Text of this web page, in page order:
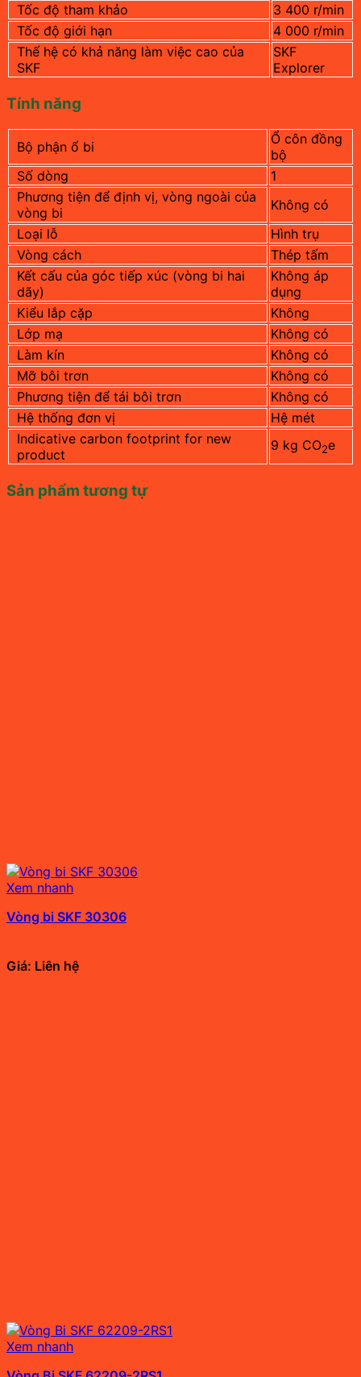
Tốc độ tham khảo
3 400 r/min
Tốc độ giới hạn
4 000 r/min
Thế hệ có khả năng làm việc cao của
SKF
SKF
Explorer
Tính năng
Bộ phận ổ bi
Ổ côn đồng
bộ
Số dòng
1
Phương tiện để định vị, vòng ngoài của
vòng bi
Không có
Loại lỗ
Hình trụ
Vòng cách
Thép tấm
Kết cấu của góc tiếp xúc (vòng bi hai
dãy)
Không áp
dụng
Kiểu lắp cặp
Không
Lớp mạ
Không có
Làm kín
Không có
Mỡ bôi trơn
Không có
Phương tiện để tái bôi trơn
Không có
Hệ thống đơn vị
Hệ mét
Indicative carbon footprint for new
product
9 kg CO2e
Sản phẩm tương tự
Xem nhanh
Vòng bi SKF 30306
Giá: Liên hệ
Xem nhanh